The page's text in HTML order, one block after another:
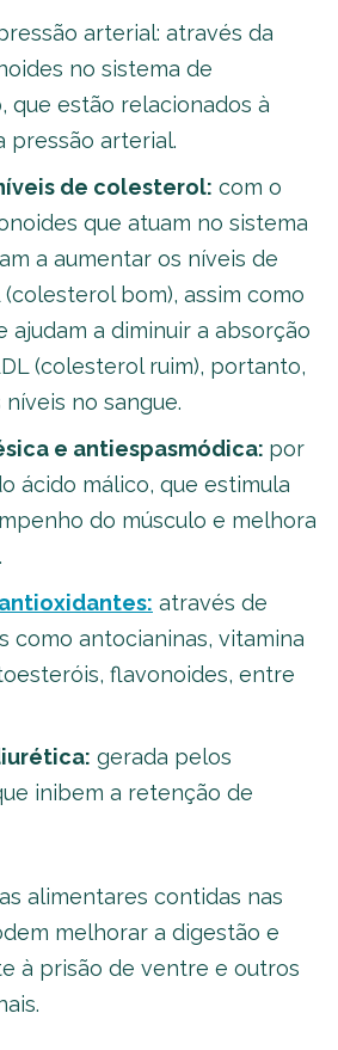
arterial: através da
no sistema de
que estão relacionados à
pressão arterial.
de colesterol: com o
que atuam no sistema
a aumentar os níveis de
bom), assim como
ajudam a diminuir a absorção
(colesterol ruim), portanto,
no sangue.
e antiespasmódica: por
ácido málico, que estimula
do músculo e melhora
antioxidantes: através de
como antocianinas, vitamina
flavonoides, entre
gerada pelos
inibem a retenção de
alimentares contidas nas
melhorar a digestão e
à prisão de ventre e outros